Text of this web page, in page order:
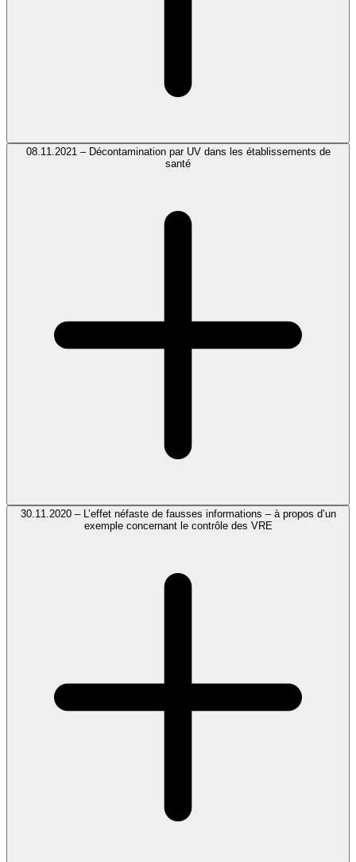
08.11.2021 – Décontamination par UV dans les établissements de
santé
30.11.2020 – L’effet néfaste de fausses informations – à propos d’un
exemple concernant le contrôle des VRE